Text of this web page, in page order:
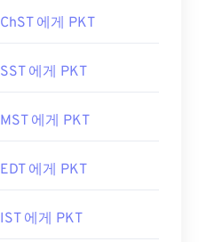
ChST 에게 PKT
SST 에게 PKT
MST 에게 PKT
EDT 에게 PKT
IST 에게 PKT